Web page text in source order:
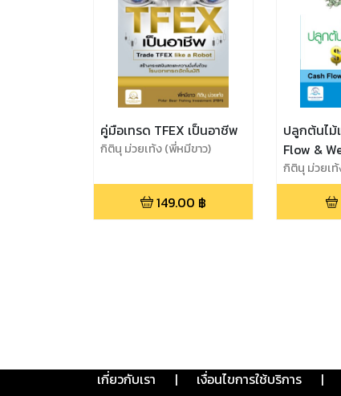
คู่มือเทรด TFEX เป็นอาชีพ
กิตินุ ม่วยเท้ง (พี่หมีขาว)
149.00 ฿
ปลูกต้นไม้
Flow &
กิตินุ ม่วยเ
เกี่ยวกับเรา | เงื่อนไขการใช้บริการ |